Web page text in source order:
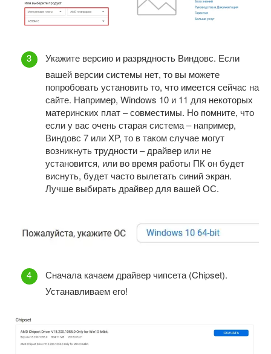
Укажите версию и разрядность Виндовс. Если
вашей версии системы нет, то вы можете
попробовать установить то, что имеется сейчас на
сайте. Например, Windows 10 и 11 для некоторых
материнских плат – совместимы. Но помните, что
если у вас очень старая система – например,
Виндовс 7 или XP, то в таком случае могут
возникнуть трудности – драйвер или не
установится, или во время работы ПК он будет
виснуть, будет часто вылетать синий экран.
Лучше выбирать драйвер для вашей ОС.
Сначала качаем драйвер чипсета (Chipset).
Устанавливаем его!